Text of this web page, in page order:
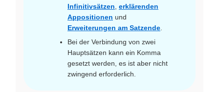
Infinitivsätzen erklärenden
Appositionen und
Erweiterungen am Satzende
Bei der Verbindung von zwei
Hauptsätzen kann ein Komma
gesetzt werden, es ist aber nicht
zwingend erforderlich.